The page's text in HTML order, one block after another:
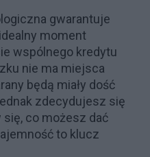
gwarantuje
moment
wspólnego kredytu
nie ma miejsca
będą miały dość
zdecydujesz się
się, co możesz dać
to klucz